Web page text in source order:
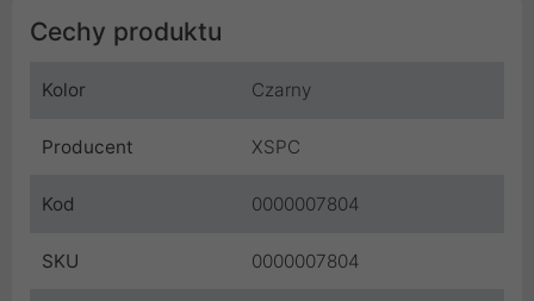
Cechy produktu
Kolor Czarny
Producent XSPC
Kod 0000007804
SKU 0000007804